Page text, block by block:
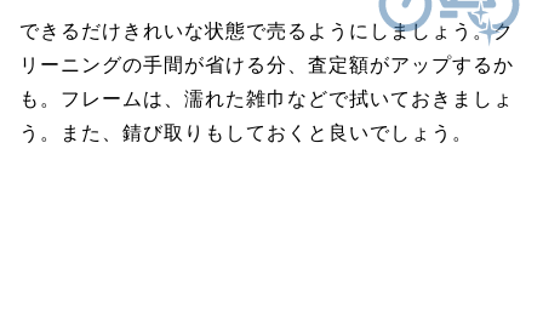
できるだけきれいな状態で売るようにしましょう。ク
リーニングの手間が省ける分、査定額がアップするか
も。フレームは、濡れた雑巾などで拭いておきましょ
う。また、錆び取りもしておくと良いでしょう。